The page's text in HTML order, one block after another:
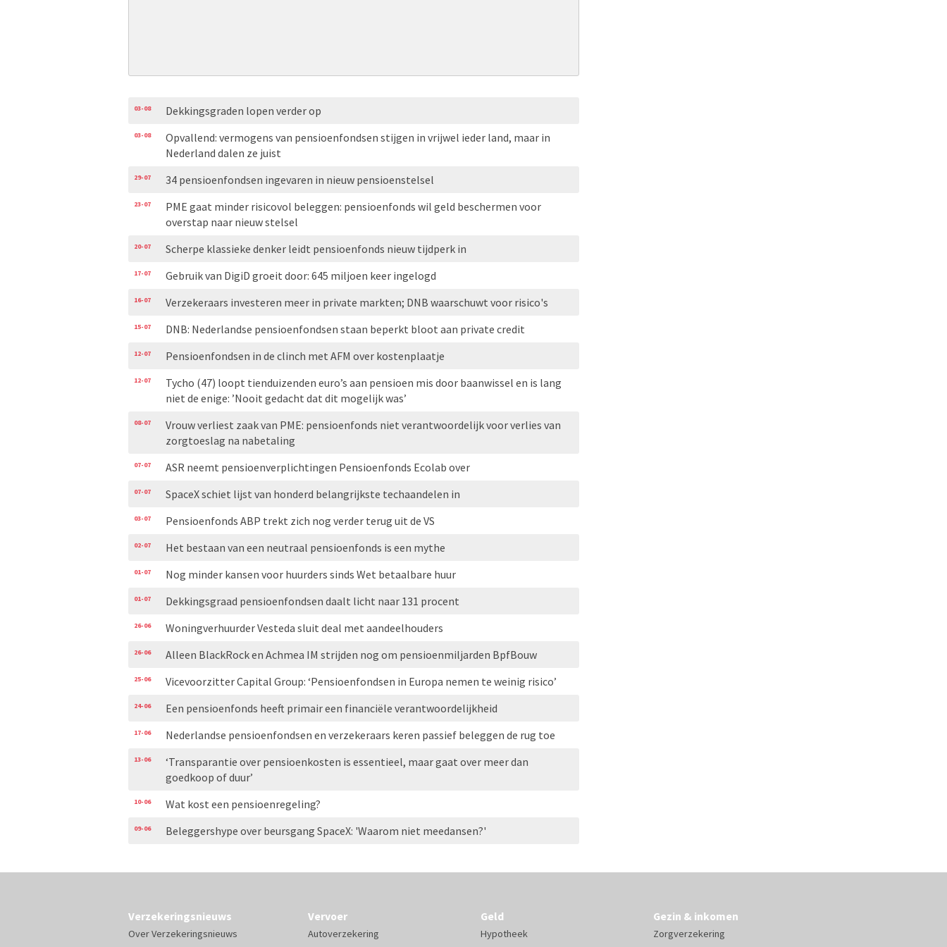
03-08 Dekkingsgraden lopen verder op
03-08
Opvallend: vermogens van pensioenfondsen stijgen in vrijwel ieder land, maar in
Nederland dalen ze juist
29-07 34 pensioenfondsen ingevaren in nieuw pensioenstelsel
23-07
PME gaat minder risicovol beleggen: pensioenfonds wil geld beschermen voor
overstap naar nieuw stelsel
20-07 Scherpe klassieke denker leidt pensioenfonds nieuw tijdperk in
17-07 Gebruik van DigiD groeit door: 645 miljoen keer ingelogd
16-07 Verzekeraars investeren meer in private markten; DNB waarschuwt voor risico's
15-07 DNB: Nederlandse pensioenfondsen staan beperkt bloot aan private credit
12-07 Pensioenfondsen in de clinch met AFM over kostenplaatje
12-07
Tycho (47) loopt tienduizenden euro’s aan pensioen mis door baanwissel en is lang
niet de enige: ’Nooit gedacht dat dit mogelijk was’
08-07
Vrouw verliest zaak van PME: pensioenfonds niet verantwoordelijk voor verlies van
zorgtoeslag na nabetaling
07-07 ASR neemt pensioenverplichtingen Pensioenfonds Ecolab over
07-07 SpaceX schiet lijst van honderd belangrijkste techaandelen in
03-07 Pensioenfonds ABP trekt zich nog verder terug uit de VS
02-07 Het bestaan van een neutraal pensioenfonds is een mythe
01-07 Nog minder kansen voor huurders sinds Wet betaalbare huur
01-07 Dekkingsgraad pensioenfondsen daalt licht naar 131 procent
26-06 Woningverhuurder Vesteda sluit deal met aandeelhouders
26-06 Alleen BlackRock en Achmea IM strijden nog om pensioenmiljarden BpfBouw
25-06 Vicevoorzitter Capital Group: ‘Pensioenfondsen in Europa nemen te weinig risico’
24-06 Een pensioenfonds heeft primair een financiële verantwoordelijkheid
17-06 Nederlandse pensioenfondsen en verzekeraars keren passief beleggen de rug toe
13-06
‘Transparantie over pensioenkosten is essentieel, maar gaat over meer dan
goedkoop of duur’
10-06 Wat kost een pensioenregeling?
09-06 Beleggershype over beursgang SpaceX: 'Waarom niet meedansen?'
Verzekeringsnieuws
Over Verzekeringsnieuws
Vervoer
Autoverzekering
Geld
Hypotheek
Gezin & inkomen
Zorgverzekering